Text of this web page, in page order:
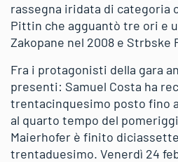
rassegna iridata di categoria
Pittin che agguantò tre ori e
Zakopane nel 2008 e Strbske
Fra i protagonisti della gara
presenti: Samuel Costa ha
trentacinquesimo posto fino
al quarto tempo del
Maierhofer è finito
trentaduesimo. Venerdì 24